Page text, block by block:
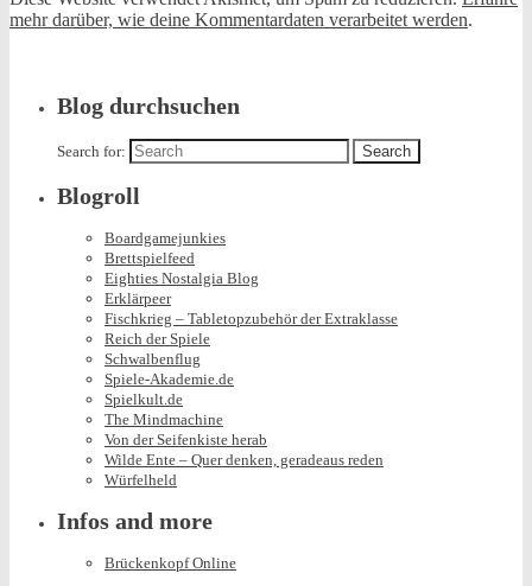
mehr darüber, wie deine Kommentardaten verarbeitet werden.
Blog durchsuchen
Search for:
Blogroll
Boardgamejunkies
Brettspielfeed
Eighties Nostalgia Blog
Erklärpeer
Fischkrieg – Tabletopzubehör der Extraklasse
Reich der Spiele
Schwalbenflug
Spiele-Akademie.de
Spielkult.de
The Mindmachine
Von der Seifenkiste herab
Wilde Ente – Quer denken, geradeaus reden
Würfelheld
Infos and more
Brückenkopf Online